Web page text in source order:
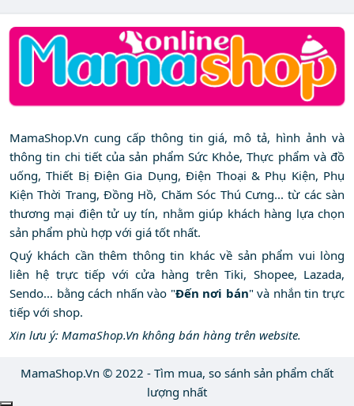
MamaShop.Vn cung cấp thông tin giá, mô tả, hình ảnh và
thông tin chi tiết của sản phẩm Sức Khỏe, Thực phẩm và đồ
uống, Thiết Bị Điện Gia Dụng, Điện Thoại & Phụ Kiện, Phụ
Kiện Thời Trang, Đồng Hồ, Chăm Sóc Thú Cưng... từ các sàn
thương mại điện tử uy tín, nhằm giúp khách hàng lựa chọn
sản phẩm phù hợp với giá tốt nhất.
Quý khách cần thêm thông tin khác về sản phẩm vui lòng
liên hệ trực tiếp với cửa hàng trên Tiki, Shopee, Lazada,
Sendo... bằng cách nhấn vào "Đến nơi bán" và nhắn tin trực
tiếp với shop.
Xin lưu ý: MamaShop.Vn không bán hàng trên website.
MamaShop.Vn © 2022 - Tìm mua, so sánh sản phẩm chất
lượng nhất